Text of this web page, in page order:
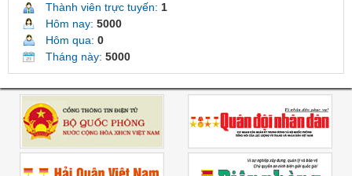
Thành viên trực tuyến: 1
Hôm nay: 5000
Hôm qua: 0
Tháng này: 5000